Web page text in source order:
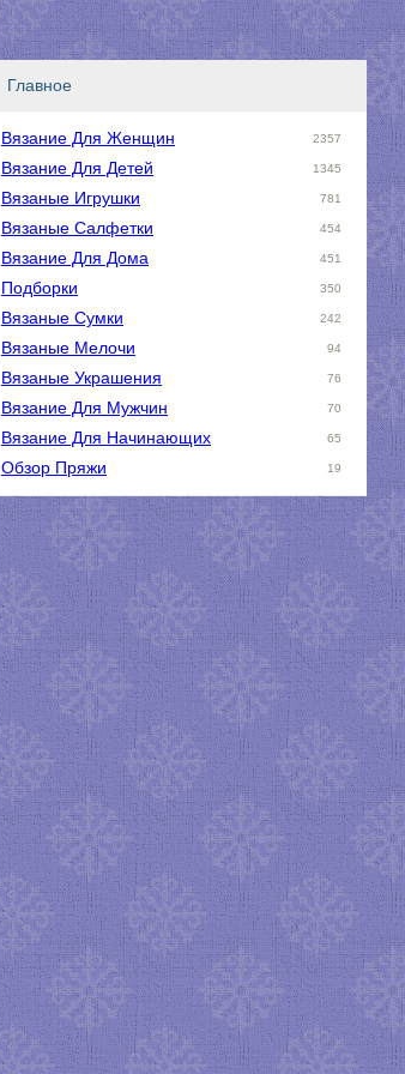
Главное
Вязание Для Женщин 2357
Вязание Для Детей 1345
Вязаные Игрушки 781
Вязаные Салфетки 454
Вязание Для Дома 451
Подборки 350
Вязаные Сумки 242
Вязаные Мелочи 94
Вязаные Украшения 76
Вязание Для Мужчин 70
Вязание Для Начинающих 65
Обзор Пряжи 19